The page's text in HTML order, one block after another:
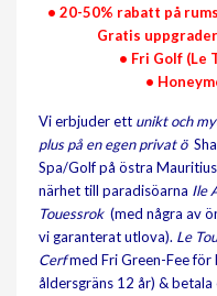
• 20-50% rabatt på
Gratis
• Fri Golf (Le
•
Vi erbjuder ett unikt och
plus på en egen privat ö
Spa/Golf på östra
närhet till paradisöarna Ile
Touessrok (med några av
vi garanterat utlova). Le
Cerfmed Fri Green-Fee för
åldersgräns 12 år) &